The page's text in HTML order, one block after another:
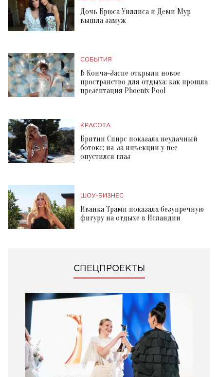
Дочь Брюса Уиллиса и Деми Мур
вышла замуж
СОБЫТИЯ
В Конча-Заспе открыли новое
пространство для отдыха: как прошла
презентация Phoenix Pool
КРАСОТА
Бритни Спирс показала неудачный
ботокс: из-за инъекции у нее
опустился глаз
ШОУ-БИЗНЕС
Иванка Трамп показала безупречную
фигуру на отдыхе в Исландии
СПЕЦПРОЕКТЫ